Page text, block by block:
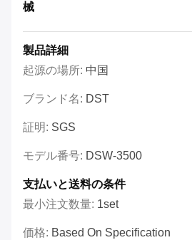
械
製品詳細
起源の場所: 中国
ブランド名: DST
証明: SGS
モデル番号: DSW-3500
支払いと送料の条件
最小注文数量: 1set
価格: Based On Specification